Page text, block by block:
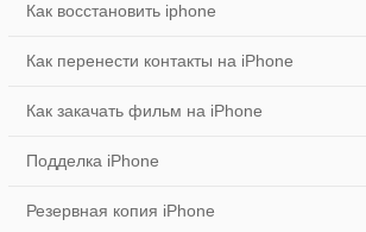
Как восстановить iphone
Как перенести контакты на iPhone
Как закачать фильм на iPhone
Подделка iPhone
Резервная копия iPhone